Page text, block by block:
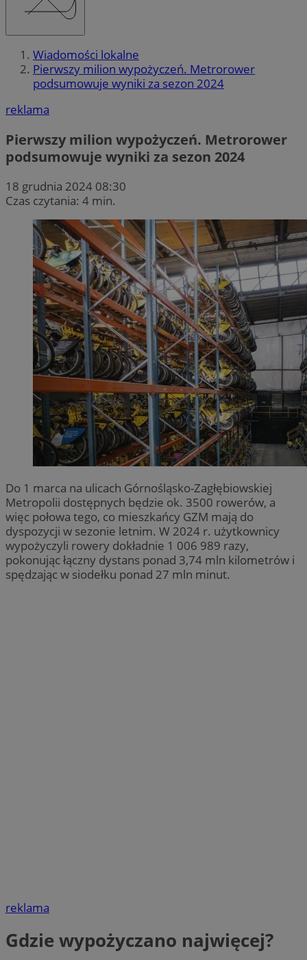
Wiadomości lokalne
Pierwszy milion wypożyczeń. Metrorower
podsumowuje wyniki za sezon 2024
reklama
Pierwszy milion wypożyczeń. Metrorower
podsumowuje wyniki za sezon 2024
18 grudnia 2024 08:30
Czas czytania: 4 min.
Do 1 marca na ulicach Górnośląsko-Zagłębiowskiej
Metropolii dostępnych będzie ok. 3500 rowerów, a
więc połowa tego, co mieszkańcy GZM mają do
dyspozycji w sezonie letnim. W 2024 r. użytkownicy
wypożyczyli rowery dokładnie 1 006 989 razy,
pokonując łączny dystans ponad 3,74 mln kilometrów i
spędzając w siodełku ponad 27 mln minut.
reklama
Gdzie wypożyczano najwięcej?